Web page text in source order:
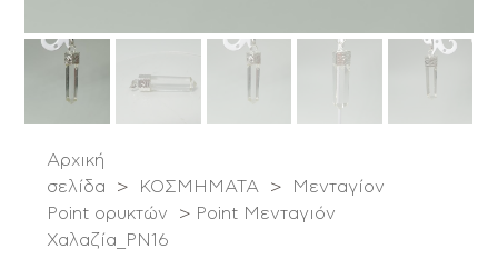
Αρχική
σελίδα
> ΚΟΣΜΗΜΑΤΑ >
Μενταγίον
Point ορυκτών
> Point Μενταγιόν
Χαλαζία_PN16